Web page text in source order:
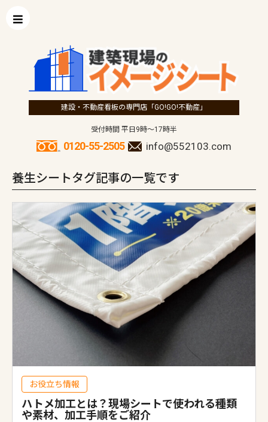
建設・不動産看板の専門店「GO!GO!不動産」
受付時間 平日9時～17時半
0120-55-2505 info@552103.com
養生シートタグ記事の一覧です
お役立ち情報
ハトメ加工とは？現場シートで使われる種類
や素材、加工手順をご紹介